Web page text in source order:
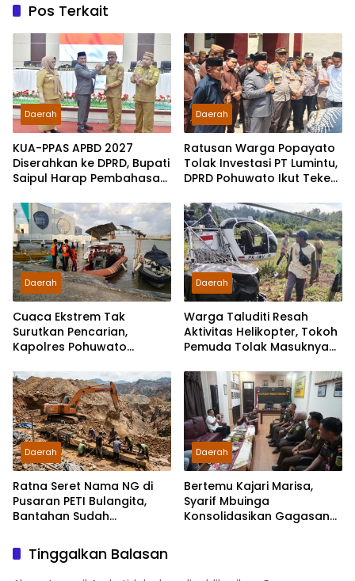
Pos Terkait
Daerah
KUA-PPAS APBD 2027
Diserahkan ke DPRD, Bupati
Saipul Harap Pembahasan
Daerah
Ratusan Warga Popayato
Tolak Investasi PT Lumintu,
DPRD Pohuwato Ikut Teken
Daerah
Cuaca Ekstrem Tak
Surutkan Pencarian,
Kapolres Pohuwato
Temukan Speedboat
Hilang
Daerah
Warga Taluditi Resah
Aktivitas Helikopter, Tokoh
Pemuda Tolak Masuknya
Daerah
Ratna Seret Nama NG di
Pusaran PETI Bulangita,
Bantahan Sudah
Hukum Kapan?
Daerah
Bertemu Kajari Marisa,
Syarif Mbuinga
Konsolidasikan Gagasan
Tinggalkan Balasan